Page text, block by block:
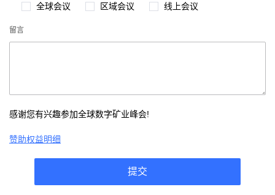
全球会议
区域会议 线上会议
留言
感谢您有兴趣参加全球数字矿业峰会!
赞助权益明细
提交